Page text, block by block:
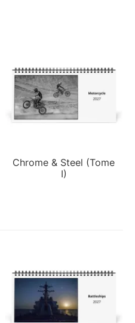
Chrome & Steel (Tome
I)